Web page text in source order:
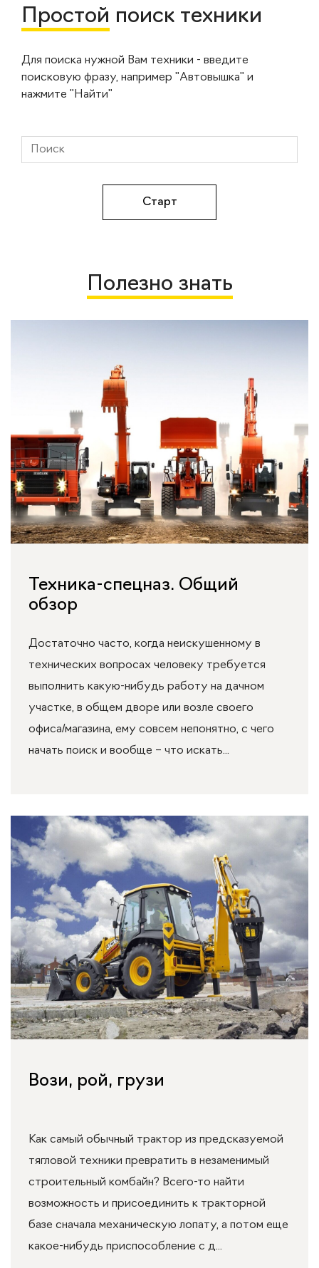
Простой поиск техники
Для поиска нужной Вам техники - введите
поисковую фразу, например "Автовышка" и
нажмите "Найти"
Полезно знать
Техника-спецназ. Общий
обзор
Достаточно часто, когда неискушенному в
технических вопросах человеку требуется
выполнить какую-нибудь работу на дачном
участке, в общем дворе или возле своего
офиса/магазина, ему совсем непонятно, с чего
начать поиск и вообще – что искать...
Вози, рой, грузи
Как самый обычный трактор из предсказуемой
тягловой техники превратить в незаменимый
строительный комбайн? Всего-то найти
возможность и присоединить к тракторной
базе сначала механическую лопату, а потом еще
какое-нибудь приспособление с д...